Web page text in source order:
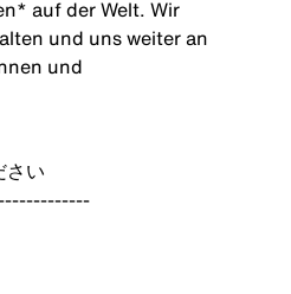
auf der Welt. Wir
und uns weiter an
und
さい